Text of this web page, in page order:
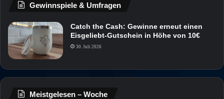
Gewinnspiele & Umfragen
Catch the Cash: Gewinne erneut einen
Eisgeliebt-Gutschein in Höhe von 10€
30. Juli 2026
Meistgelesen – Woche